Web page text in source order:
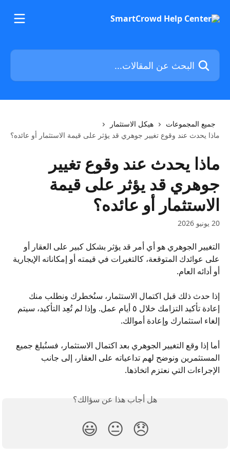
البحث عن المقالات...
جميع المجموعات
هيكل الاستثمار
ماذا يحدث عند وقوع تغيير جوهري قد يؤثر على قيمة الاستثمار أو عائده؟
ماذا يحدث عند وقوع تغيير
جوهري قد يؤثر على قيمة
الاستثمار أو عائده؟
20 يونيو 2026
التغيير الجوهري هو أي أمر قد يؤثر بشكل كبير على العقار أو
على عوائدك المتوقعة، كالتغيرات في قيمته أو إمكاناته الإيجارية
أو أدائه العام.
إذا حدث ذلك قبل اكتمال الاستثمار، سنُخطرك ونطلب منك
إعادة تأكيد التزامك خلال ٥ أيام عمل. وإذا لم تُعِد التأكيد، سيتم
إلغاء استثمارك وإعادة أموالك.
أما إذا وقع التغيير الجوهري بعد اكتمال الاستثمار، فسنُبلغ جميع
المستثمرين ونوضح لهم تداعياته على العقار، إلى جانب
الإجراءات التي نعتزم اتخاذها.
هل أجاب هذا عن سؤالك؟
😞
😐
😃